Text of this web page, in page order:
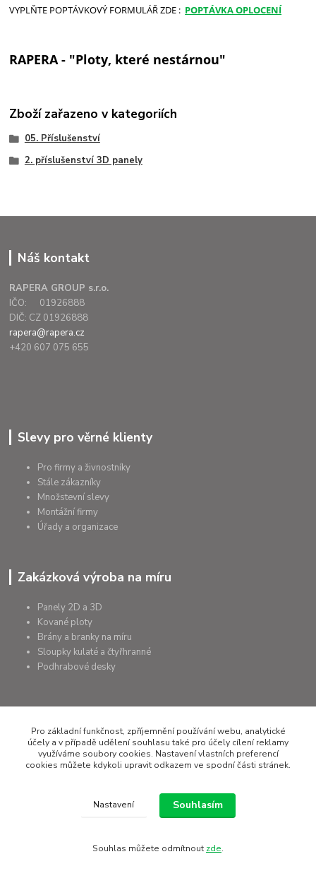
VYPLŇTE POPTÁVKOVÝ FORMULÁŘ ZDE : POPTÁVKA OPLOCENÍ
RAPERA - "Ploty, které nestárnou"
Zboží zařazeno v kategoriích
05. Příslušenství
2. příslušenství 3D panely
Náš kontakt
RAPERA GROUP s.r.o.
IČO: 01926888
DIČ: CZ 01926888
rapera@rapera.cz
+420 607 075 655
Slevy pro věrné klienty
Pro firmy a živnostníky
Stále zákazníky
Množstevní slevy
Montážní firmy
Úřady a organizace
Zakázková výroba na míru
Panely 2D a 3D
Kované ploty
Brány a branky na míru
Sloupky kulaté a čtyřhranné
Podhrabové desky
+420 607 075 655
rapera@rapera.cz
Všechna práva vyhrazena RAPERA GROUP s.r.o.
Pro základní funkčnost, zpříjemnění používání webu, analytické
účely a v případě udělení souhlasu také pro účely cílení reklamy
využíváme soubory cookies. Nastavení vlastních preferencí
cookies můžete kdykoli upravit odkazem ve spodní části stránek.
Nastavení Souhlasím
Souhlas můžete odmítnout zde.